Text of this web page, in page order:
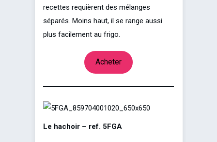
recettes requièrent des mélanges
séparés. Moins haut, il se range aussi
plus facilement au frigo.
Acheter
Le hachoir – ref. 5FGA